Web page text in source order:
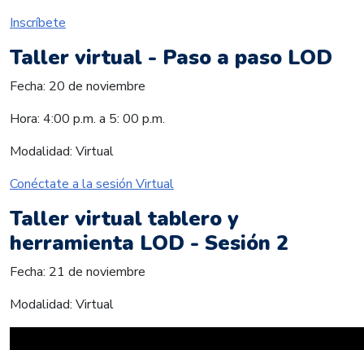
Inscríbete
Taller virtual - Paso a paso LOD
Fecha: 20 de noviembre
Hora: 4:00 p.m. a 5: 00 p.m.
Modalidad: Virtual
Conéctate a la sesión Virtual
Taller virtual tablero y
herramienta LOD - Sesión 2
Fecha: 21 de noviembre
Modalidad: Virtual